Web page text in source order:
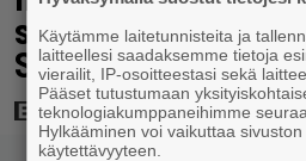
Suomessa 4017
Käytämme laitetunnisteita ja
laitteellesi saadaksemme tietoja
vierailit, IP-osoitteestasi sekä
Pääset tutustumaan
teknologiakumppaneihimme
Hylkääminen voi vaikuttaa
käytettävyyteen.